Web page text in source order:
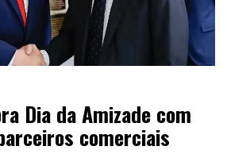
Dia da Amizade com
comerciais